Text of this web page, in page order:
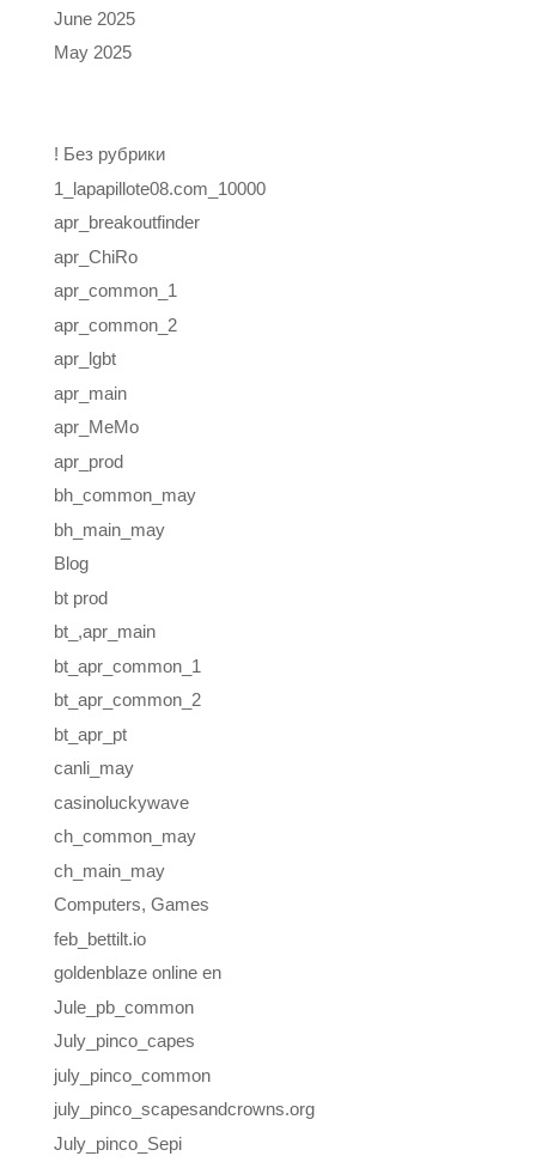
June 2025
May 2025
! Без рубрики
1_lapapillote08.com_10000
apr_breakoutfinder
apr_ChiRo
apr_common_1
apr_common_2
apr_lgbt
apr_main
apr_MeMo
apr_prod
bh_common_may
bh_main_may
Blog
bt prod
bt_,apr_main
bt_apr_common_1
bt_apr_common_2
bt_apr_pt
canli_may
casinoluckywave
ch_common_may
ch_main_may
Computers, Games
feb_bettilt.io
goldenblaze online en
Jule_pb_common
July_pinco_capes
july_pinco_common
july_pinco_scapesandcrowns.org
July_pinco_Sepi